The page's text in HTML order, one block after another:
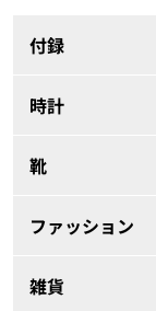
付録
時計
靴
ファッション
雑貨